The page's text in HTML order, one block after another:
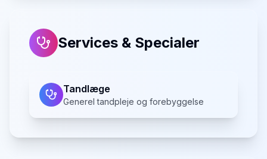
Services & Specialer
Tandlæge
Generel tandpleje og forebyggelse